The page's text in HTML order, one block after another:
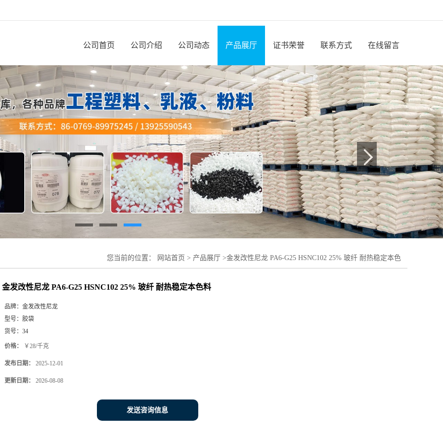
公司首页 公司介绍 公司动态 产品展厅 证书荣誉 联系方式 在线留言
您当前的位置： 网站首页 > 产品展厅 >金发改性尼龙 PA6-G25 HSNC102 25% 玻纤 耐热稳定本色
金发改性尼龙 PA6-G25 HSNC102 25% 玻纤 耐热稳定本色料
品牌： 金发改性尼龙
型号： 胶袋
货号： 34
价格： ￥28/千克
发布日期： 2025-12-01
更新日期： 2026-08-08
发送咨询信息